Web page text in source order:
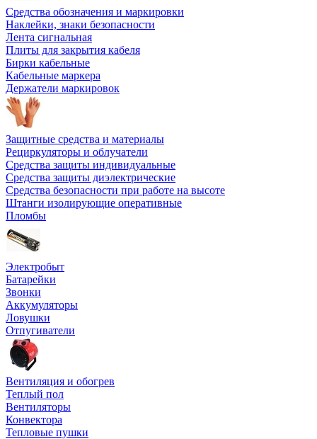
Средства обозначения и маркировки
Наклейки, знаки безопасности
Лента сигнальная
Плиты для закрытия кабеля
Бирки кабельные
Кабельные маркера
Держатели маркировок
Защитные средства и материалы
Рециркуляторы и облучатели
Средства защиты индивидуальные
Средства защиты диэлектрические
Средства безопасности при работе на высоте
Штанги изолирующие оперативные
Пломбы
Электробыт
Батарейки
Звонки
Аккумуляторы
Ловушки
Отпугиватели
Вентиляция и обогрев
Теплый пол
Вентиляторы
Конвектора
Тепловые пушки